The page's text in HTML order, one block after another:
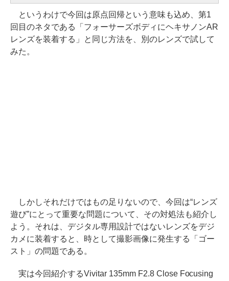
というわけで今回は原点回帰という意味も込め、第1
回目のネタである「フォーサーズボディにヘキサノンAR
レンズを装着する」と同じ方法を、別のレンズで試して
みた。
しかしそれだけではもの足りないので、今回は“レンズ
遊び”にとって重要な問題について、その対処法も紹介し
よう。それは、デジタル専用設計ではないレンズをデジ
カメに装着すると、時として撮影画像に発生する「ゴー
スト」の問題である。
実は今回紹介するVivitar 135mm F2.8 Close Focusing